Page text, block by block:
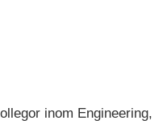
inom Engineering,